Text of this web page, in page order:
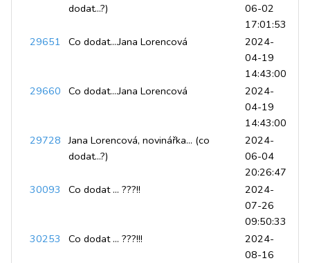
dodat...?)
06-02
17:01:53
29651 Co dodat....Jana Lorencová
2024-
04-19
14:43:00
29660 Co dodat....Jana Lorencová
2024-
04-19
14:43:00
29728 Jana Lorencová, novinářka... (co
dodat...?)
2024-
06-04
20:26:47
30093
Co dodat ... ???!!
2024-
07-26
09:50:33
30253
Co dodat ... ???!!!
2024-
08-16